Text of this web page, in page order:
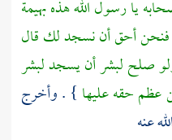
يا رسول الله هذه بهيمة
أحق أن نسجد لك قال
صلح لبشر أن يسجد لبشر
عظم حقه عليها } . وأخرج
عنه